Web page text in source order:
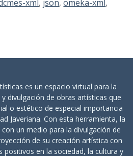
xml, json,omeka-xml,
es un espacio virtual para la
divulgación de obras artísticas que
o estético de especial importancia
Javeriana. Con esta herramienta, la
un medio para la divulgación de
de su creación artística con
positivos en la sociedad, la cultura y